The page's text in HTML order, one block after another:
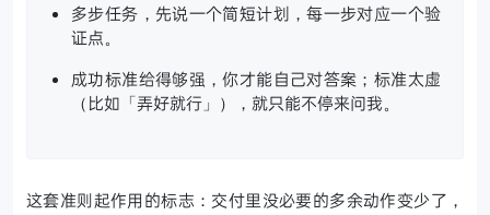
多步任务，先说一个简短计划，每一步对应一个验
证点。
成功标准给得够强，你才能自己对答案；标准太虚
（比如「弄好就行」），就只能不停来问我。
这套准则起作用的标志：交付里没必要的多余动作变少了，